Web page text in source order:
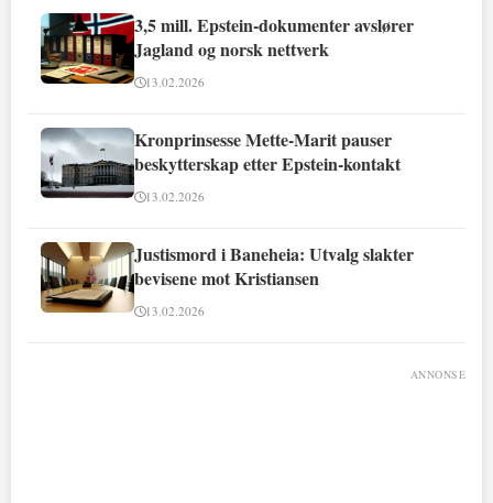
3,5 mill. Epstein-dokumenter avslører
Jagland og norsk nettverk
13.02.2026
Kronprinsesse Mette-Marit pauser
beskytterskap etter Epstein-kontakt
13.02.2026
Justismord i Baneheia: Utvalg slakter
bevisene mot Kristiansen
13.02.2026
ANNONSE